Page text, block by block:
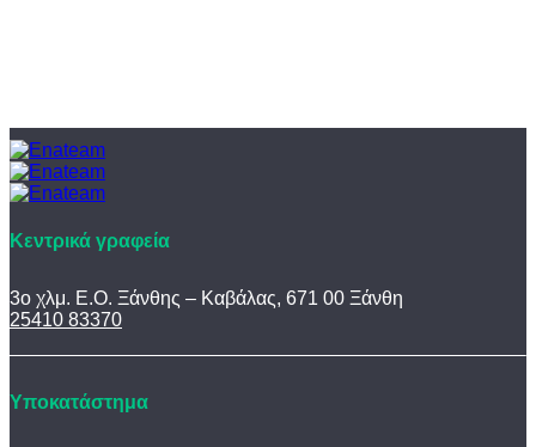
Κεντρικά γραφεία
3ο χλμ. Ε.Ο. Ξάνθης – Καβάλας, 671 00 Ξάνθη
25410 83370
Υποκατάστημα